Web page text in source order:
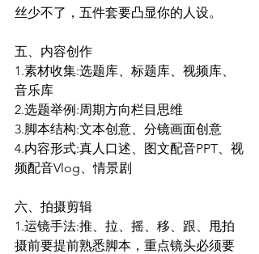
丝少不了，五件套要凸显你的人设。
五、内容创作
1.素材收集:选题库、标题库、视频库、
音乐库
2.选题举例:周期方向栏目思维
3.脚本结构:文本创意、分镜画面创意
4.内容形式:真人口述、图文配音PPT、视
频配音Vlog、情景剧
六、拍摄剪辑
1.运镜手法:推、拉、摇、移、跟、甩拍
摄前要提前熟悉脚本，重点镜头必须要